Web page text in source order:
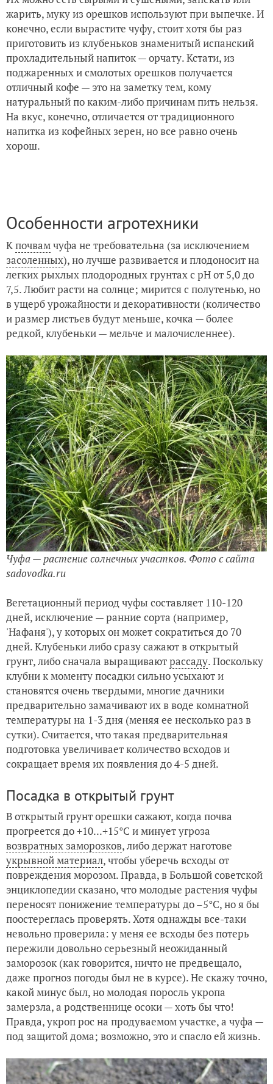
жарить, муку из орешков используют при выпечке. И
конечно, если вырастите чуфу, стоит хотя бы раз
приготовить из клубеньков знаменитый испанский
прохладительный напиток — орчату. Кстати, из
поджаренных и смолотых орешков получается
отличный кофе — это на заметку тем, кому
натуральный по каким-либо причинам пить нельзя.
На вкус, конечно, отличается от традиционного
напитка из кофейных зерен, но все равно очень
хорош.
Особенности агротехники
Кпочвамчуфа не требовательна (за исключением
засоленных), но лучше развивается и плодоносит на
легких рыхлых плодородных грунтах с рН от 5,0 до
7,5. Любит расти на солнце; мирится с полутенью, но
в ущерб урожайности и декоративности (количество
и размер листьев будут меньше, кочка — более
редкой, клубеньки — мельче и малочисленнее).
Чуфа — растение солнечных участков. Фото с сайта
sadovodka.ru
Вегетационный период чуфы составляет 110-120
дней, исключение — ранние сорта (например,
'Нафаня'), у которых он может сократиться до 70
дней. Клубеньки либо сразу сажают в открытый
грунт, либо сначала выращиваютрассаду. Поскольку
клубни к моменту посадки сильно усыхают и
становятся очень твердыми, многие дачники
предварительно замачивают их в воде комнатной
температуры на 1-3 дня (меняя ее несколько раз в
сутки). Считается, что такая предварительная
подготовка увеличивает количество всходов и
сокращает время их появления до 4-5 дней.
Посадка в открытый грунт
В открытый грунт орешки сажают, когда почва
прогреется до +10...+15°C и минует угроза
возвратных заморозков, либо держат наготове
укрывной материал, чтобы уберечь всходы от
повреждения морозом. Правда, в Большой советской
энциклопедии сказано, что молодые растения чуфы
переносят понижение температуры до –5°C, но я бы
поостереглась проверять. Хотя однажды все-таки
невольно проверила: у меня ее всходы без потерь
пережили довольно серьезный неожиданный
заморозок (как говорится, ничто не предвещало,
даже прогноз погоды был не в курсе). Не скажу точно,
какой минус был, но молодая поросль укропа
замерзла, а родственнице осоки — хоть бы что!
Правда, укроп рос на продуваемом участке, а чуфа —
под защитой дома; возможно, это и спасло ей жизнь.